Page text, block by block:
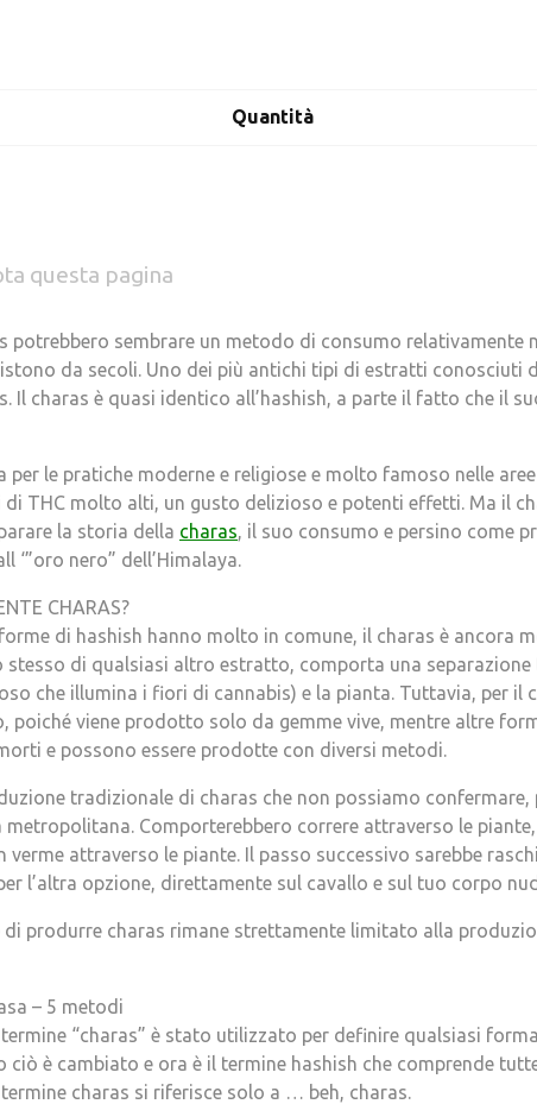
Quantità
questa pagina
potrebbero sembrare un metodo di consumo relativamente
da secoli. Uno dei più antichi tipi di estratti conosciuti
Il charas è quasi identico all’hashish, a parte il fatto che il
per le pratiche moderne e religiose e molto famoso nelle
di THC molto alti, un gusto delizioso e potenti effetti. Ma il
la storia della charas, il suo consumo e persino come
nero” dell’Himalaya.
CHARAS?
di hashish hanno molto in comune, il charas è ancora
stesso di qualsiasi altro estratto, comporta una
che illumina i fiori di cannabis) e la pianta. Tuttavia, per il
poiché viene prodotto solo da gemme vive, mentre altre
e possono essere prodotte con diversi metodi.
tradizionale di charas che non possiamo confermare,
metropolitana. Comporterebbero correre attraverso le
verme attraverso le piante. Il passo successivo sarebbe
l’altra opzione, direttamente sul cavallo e sul tuo corpo
produrre charas rimane strettamente limitato alla
– 5 metodi
“charas” è stato utilizzato per definire qualsiasi
ciò è cambiato e ora è il termine hashish che comprende
charas si riferisce solo a … beh, charas.